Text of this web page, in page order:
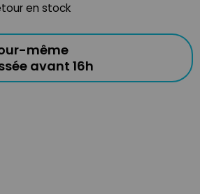
en stock
même
avant 16h